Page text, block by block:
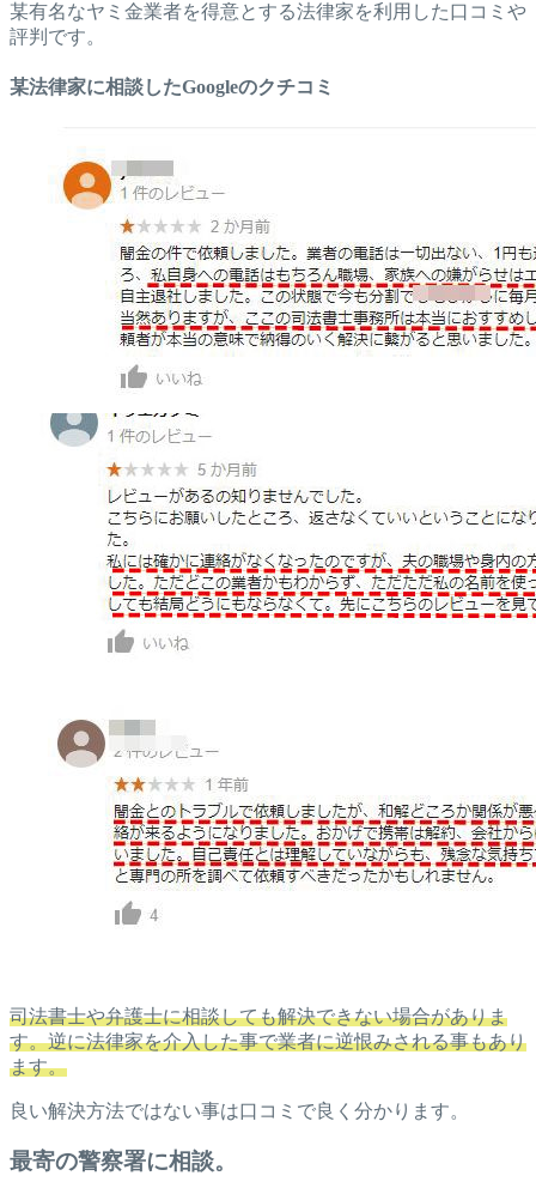
某有名なヤミ金業者を得意とする法律家を利用した口コミや
評判です。
某法律家に相談したGoogleのクチコミ
司法書士や弁護士に相談しても解決できない場合がありま
す。逆に法律家を介入した事で業者に逆恨みされる事もあり
ます。
良い解決方法ではない事は口コミで良く分かります。
最寄の警察署に相談。